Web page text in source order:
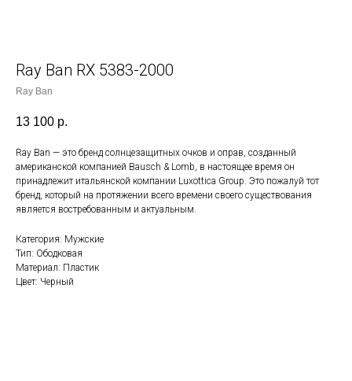
Ray Ban RX 5383-2000
Ray Ban
13 100 р.
Ray Ban — это бренд солнцезащитных очков и оправ, созданный
американской компанией Bausch & Lomb, в настоящее время он
принадлежит итальянской компании Luxottica Group. Это пожалуй тот
бренд, который на протяжении всего времени своего существования
является востребованным и актуальным.
Категория: Мужские
Тип: Ободковая
Материал: Пластик
Цвет: Черный